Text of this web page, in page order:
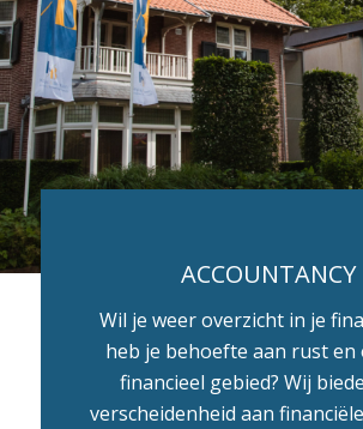
ACCOUNTANCY
Wil je weer overzicht in je
heb je behoefte aan rust en
financieel gebied? Wij
verscheidenheid aan